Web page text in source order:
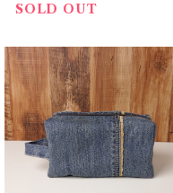
SOLD OUT